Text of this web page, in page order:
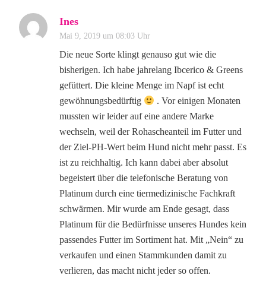
Ines
Mai 9, 2019 um 08:03 Uhr
Die neue Sorte klingt genauso gut wie die
bisherigen. Ich habe jahrelang Ibcerico & Greens
gefüttert. Die kleine Menge im Napf ist echt
gewöhnungsbedürftig
. Vor einigen Monaten
mussten wir leider auf eine andere Marke
wechseln, weil der Rohascheanteil im Futter und
der Ziel-PH-Wert beim Hund nicht mehr passt. Es
ist zu reichhaltig. Ich kann dabei aber absolut
begeistert über die telefonische Beratung von
Platinum durch eine tiermedizinische Fachkraft
schwärmen. Mir wurde am Ende gesagt, dass
Platinum für die Bedürfnisse unseres Hundes kein
passendes Futter im Sortiment hat. Mit „Nein“ zu
verkaufen und einen Stammkunden damit zu
verlieren, das macht nicht jeder so offen.